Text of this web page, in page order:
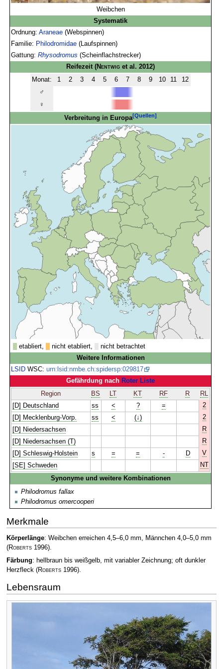
Weibchen
Systematik
Ordnung:Araneae (Webspinnen)
Familie: Philodromidae (Laufspinnen)
Gattung:Rhysodromus (Scheinflachstrecker)
Reifezeit(Nentwig et al. 2012)
Monat:
1 2 3 4 5 6 7 8 9 10 11
12
♂
♀
Verbreitung in Europa[Quellen]
etabliert, nicht etabliert,
nicht betrachtet
Weitere Informationen
LSID WSC:urn:lsid:nmbe.ch:spidersp:029817
Gefährdung nach Roter Liste
Region
BS LT KT RF R
RL
[D] Deutschland
ss < ? =
2
[D] Mecklenburg-Vorp.
ss < (↓)
2
[D] Niedersachsen
R
[D] Niedersachsen (T)
R
[D] Schleswig-Holstein
s = = - D
V
[SE] Schweden
NT
Synonyme und weitere Kombinationen
Philodromus fallax
Philodromus omercooperi
Merkmale
Körperlänge: Weibchen erreichen 4,5–6,0 mm, Männchen 4,0–5,0 mm
(Roberts1996).
Färbung: hellbraun bis weißgelb, mit variabler Zeichnung; oft dunkler
Herzfleck (Roberts1996).
Lebensraum